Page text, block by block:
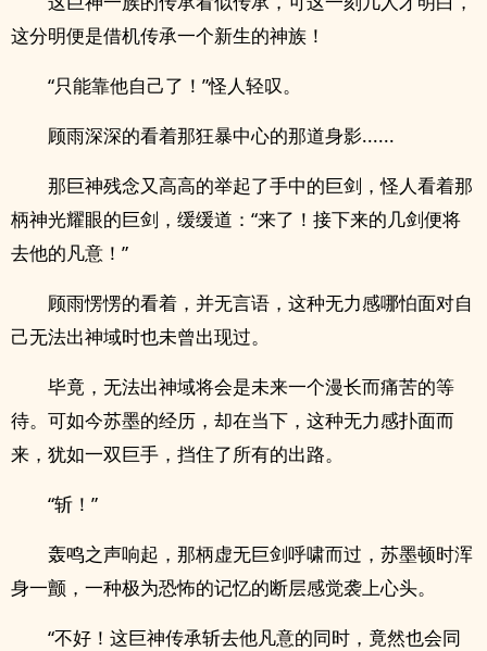
这分明便是借机传承一个新生的神族！
“只能靠他自己了！”怪人轻叹。
顾雨深深的看着那狂暴中心的那道身影......
那巨神残念又高高的举起了手中的巨剑，怪人看着那
柄神光耀眼的巨剑，缓缓道：“来了！接下来的几剑便将
去他的凡意！”
顾雨愣愣的看着，并无言语，这种无力感哪怕面对自
己无法出神域时也未曾出现过。
毕竟，无法出神域将会是未来一个漫长而痛苦的等
待。可如今苏墨的经历，却在当下，这种无力感扑面而
来，犹如一双巨手，挡住了所有的出路。
“斩！”
轰鸣之声响起，那柄虚无巨剑呼啸而过，苏墨顿时浑
身一颤，一种极为恐怖的记忆的断层感觉袭上心头。
“不好！这巨神传承斩去他凡意的同时，竟然也会同